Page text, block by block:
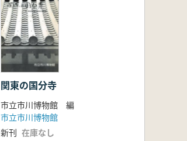
関東の国分寺
市立市川博物館 編
市立市川博物館
新刊 在庫なし